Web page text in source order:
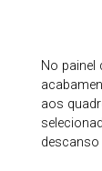
No painel
aos